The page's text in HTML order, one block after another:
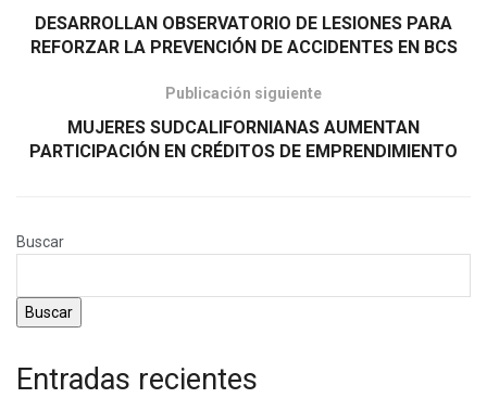
DESARROLLAN OBSERVATORIO DE LESIONES PARA
REFORZAR LA PREVENCIÓN DE ACCIDENTES EN BCS
Publicación siguiente
MUJERES SUDCALIFORNIANAS AUMENTAN
PARTICIPACIÓN EN CRÉDITOS DE EMPRENDIMIENTO
Buscar
Buscar
Entradas recientes